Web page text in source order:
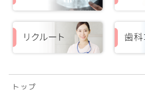
トップ